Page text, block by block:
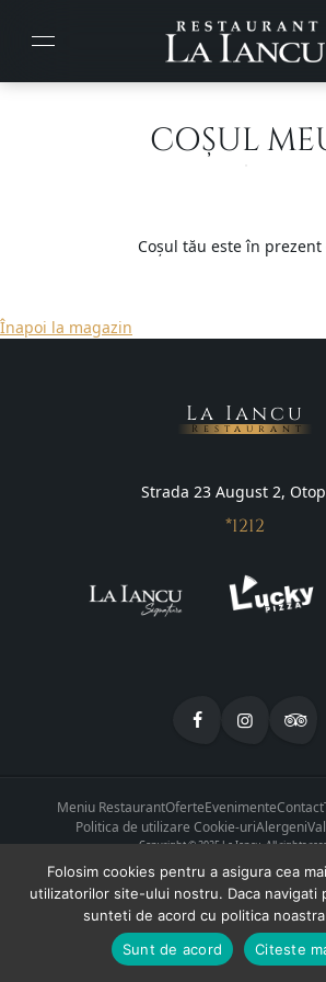
COȘUL
Coșul tău este în prezent
Înapoi la magazin
La Iancu
Restaurant
Strada 23 August 2,
*1212
Meniu RestaurantOferteEvenimenteContact
Politica de utilizare Cookie-uriAlergeni
Copyright © 2025 La Iancu. All rights
Folosim cookies pentru a asigura cea
utilizatorilor site-ului nostru. Daca navigati
sunteti de acord cu politica
Sunt de acord
Citeste